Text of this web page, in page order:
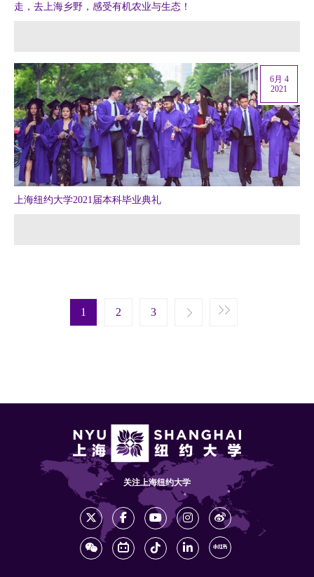
走，去上海乡野，感受有机农业与生态！
上海纽约大学2021届本科毕业典礼
6月 4
2021
Pagination
1 2 3
Next ›
Next page Last »
Last page
关注上海纽约大学